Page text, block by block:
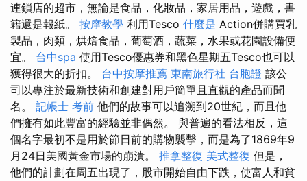
連鎖店的超市，無論是食品，化妝品，家居用品，遊戲，書
籍還是報紙。 按摩教學 利用Tesco 什麼是 Action併購買乳
製品，肉類，烘焙食品，葡萄酒，蔬菜，水果或花園設備便
宜。 台中spa 使用Tesco優惠券和黑色星期五Tesco也可以
獲得很大的折扣。 台中按摩推薦 東南旅行社 台胞證 該公
司以專注於最新技術和創建對用戶簡單且直觀的產品而聞
名。 記帳士 考前 他們的故事可以追溯到20世紀，而且他
們擁有如此豐富的經驗並非偶然。 與普遍的看法相反，這
個名字最初不是用於節日前的購物襲擊，而是為了1869年9
月24日美國黃金市場的崩潰。 推拿整復 美式整復 但是，
他們的計劃在周五出現了，股市開始自由下跌，使富人和貧